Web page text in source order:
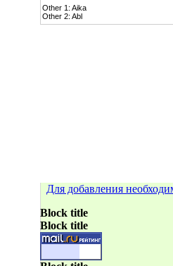
Для добавления
Block title
Block title